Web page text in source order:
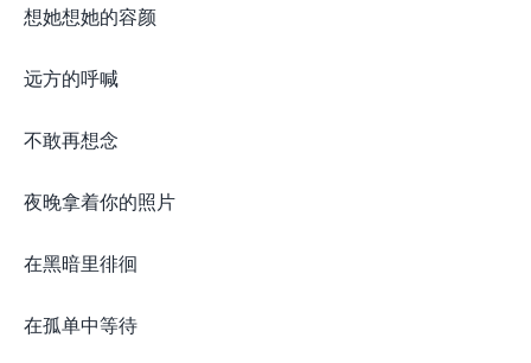
想她想她的容颜
远方的呼喊
不敢再想念
夜晚拿着你的照片
在黑暗里徘徊
在孤单中等待